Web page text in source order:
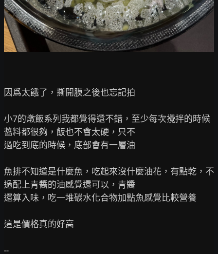
因爲太餓了，撕開膜之後也忘記拍
小7的燉飯系列我都覺得還不錯，至少每次攪拌的時候
醬料都很夠，飯也不會太硬，只不
過吃到底的時候，底部會有一層油
魚排不知道是什麼魚，吃起來沒什麼油花，有點乾，不
過配上青醬的油感覺還可以，青醬
還算入味，吃一堆碳水化合物加點魚感覺比較營養
這是價格真的好高